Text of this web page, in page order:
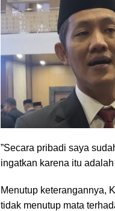
‎”Secara pribadi saya
ingatkan karena itu
‎Menutup keterangannya,
tidak menutup mata